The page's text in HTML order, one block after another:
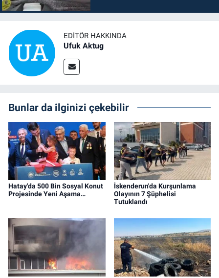
EDITÖR HAKKINDA
Ufuk Aktug
Bunlar da ilginizi çekebilir
Hatay'da 500 Bin Sosyal Konut
Projesinde Yeni Aşama…
İskenderun'da Kurşunlama
Olayının 7 Şüphelisi
Tutuklandı